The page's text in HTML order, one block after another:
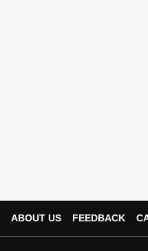
ABOUT US FEEDBACK